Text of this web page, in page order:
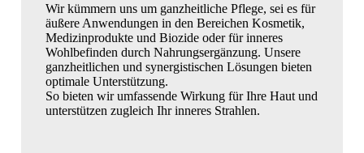
Wir kümmern uns um ganzheitliche Pflege, sei es für
äußere Anwendungen in den Bereichen Kosmetik,
Medizinprodukte und Biozide oder für inneres
Wohlbefinden durch Nahrungsergänzung. Unsere
ganzheitlichen und synergistischen Lösungen bieten
optimale Unterstützung.
So bieten wir umfassende Wirkung für Ihre Haut und
unterstützen zugleich Ihr inneres Strahlen.